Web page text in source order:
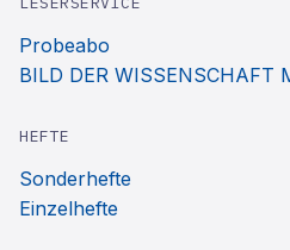
Probeabo
BILD DER WISSENSCHAFT
HEFTE
Sonderhefte
Einzelhefte